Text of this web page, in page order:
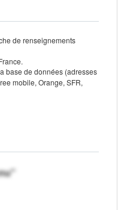
de renseignements
base de données (adresses
mobile, Orange, SFR,